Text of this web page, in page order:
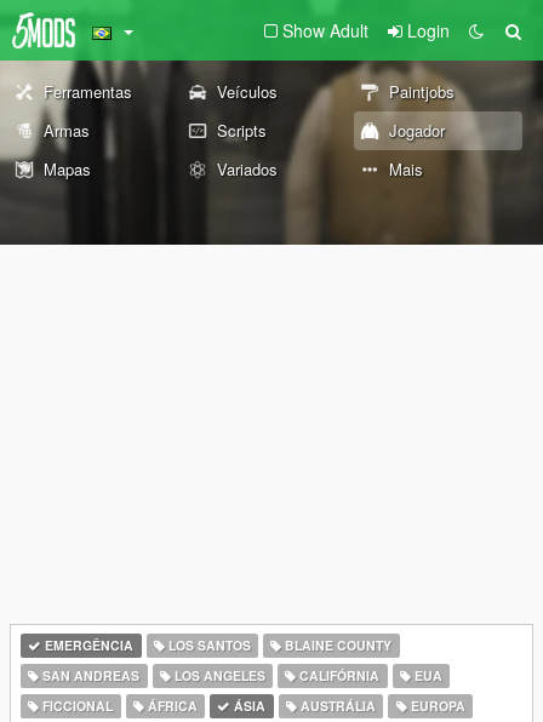
Show Adult Login
Ferramentas Veículos
Paintjobs
Armas
Scripts
Jogador
Mapas
Variados Mais
EMERGÊNCIA LOS SANTOS
BLAINE COUNTY
SAN ANDREAS
LOS ANGELES CALIFÓRNIA
EUA
FICCIONAL
ÁFRICA ÁSIA AUSTRÁLIA
EUROPA